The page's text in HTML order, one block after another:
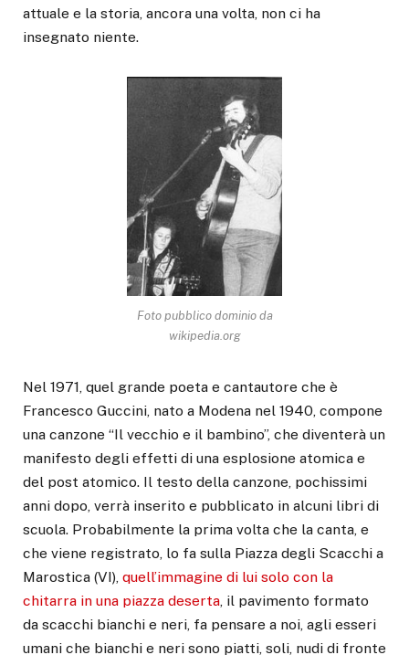
attuale e la storia, ancora una volta, non ci ha
insegnato niente.
Foto pubblico dominio da
wikipedia.org
Nel 1971, quel grande poeta e cantautore che è
Francesco Guccini, nato a Modena nel 1940, compone
una canzone “Il vecchio e il bambino”, che diventerà un
manifesto degli effetti di una esplosione atomica e
del post atomico. Il testo della canzone, pochissimi
anni dopo, verrà inserito e pubblicato in alcuni libri di
scuola. Probabilmente la prima volta che la canta, e
che viene registrato, lo fa sulla Piazza degli Scacchi a
Marostica (VI), quell’immagine di lui solo con la
chitarra in una piazza deserta, il pavimento formato
da scacchi bianchi e neri, fa pensare a noi, agli esseri
umani che bianchi e neri sono piatti, soli, nudi di fronte